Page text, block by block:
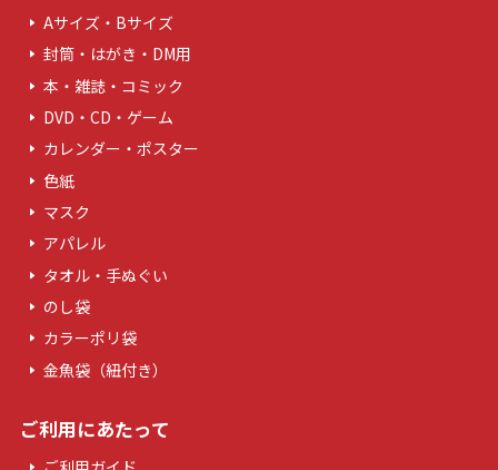
Aサイズ・Bサイズ
封筒・はがき・DM用
本・雑誌・コミック
DVD・CD・ゲーム
カレンダー・ポスター
色紙
マスク
アパレル
タオル・手ぬぐい
のし袋
カラーポリ袋
金魚袋（紐付き）
ご利用にあたって